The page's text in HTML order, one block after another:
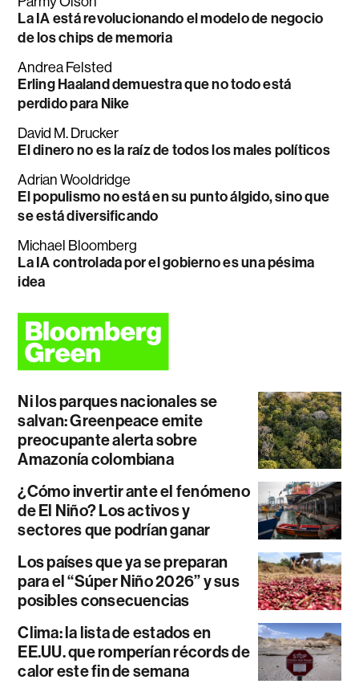
La IA está revolucionando el modelo de negocio
de los chips de memoria
Andrea Felsted
Erling Haaland demuestra que no todo está
perdido para Nike
David M. Drucker
El dinero no es la raíz de todos los males políticos
Adrian Wooldridge
El populismo no está en su punto álgido, sino que
se está diversificando
Michael Bloomberg
La IA controlada por el gobierno es una pésima
idea
Ni los parques nacionales se
salvan: Greenpeace emite
preocupante alerta sobre
Amazonía colombiana
¿Cómo invertir ante el fenómeno
de El Niño? Los activos y
sectores que podrían ganar
Los países que ya se preparan
para el “Súper Niño 2026” y sus
posibles consecuencias
Clima: la lista de estados en
EE.UU. que romperían récords de
calor este fin de semana